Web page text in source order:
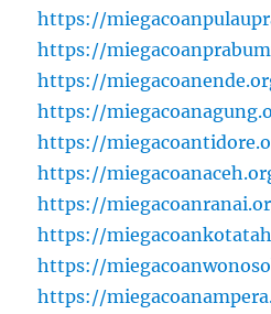
https://
https://
https://
https://
https://
https://
https://
https://
https://
https://